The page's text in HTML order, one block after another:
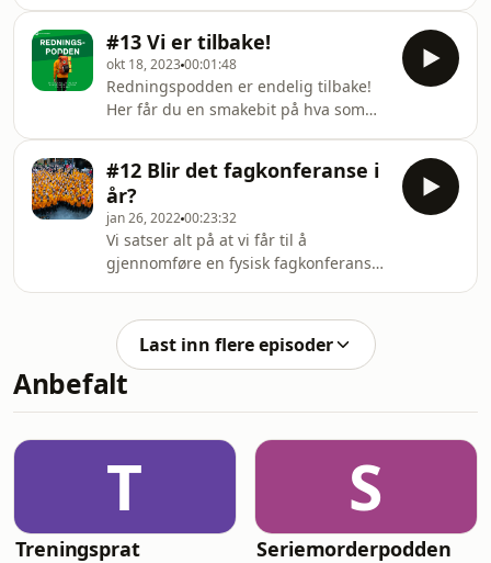
statistikken og arbeidet bak boka.
støtte? Anna Marie Moe Øvstebø i
RAKOS har de siste årene jobbet med
det nasjonale oppfølgingstilbudet for
førstehjelpere, og har svarene på
disse viktige spørsmålene.
#13 Vi er tilbake!
okt 18, 202300:01:48
Redningspodden er endelig tilbake!
Her får du en smakebit på hva som
#12 Blir det fagkonferanse i
år?
jan 26, 202200:23:32
Vi satser alt på at vi får til å
gjennomføre en fysisk fagkonferanse
programmet i år, og hvorfor du bør
melde deg på årets høydepunkt for
mannskaper i Norsk Folkehjelp!
Last inn flere episoder
Anbefalt
T
Treningsprat
S
Seriemorderpodden